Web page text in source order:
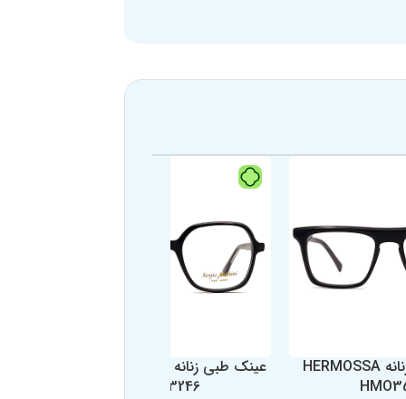
عینک طبی زنانه HERMOSSA
SM-3246